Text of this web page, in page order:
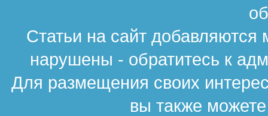
Статьи на сайт
нарушены - обратитесь к
Для размещения своих
вы также